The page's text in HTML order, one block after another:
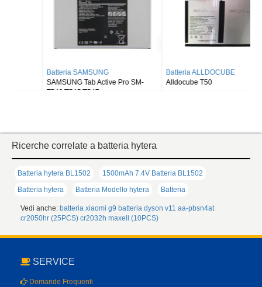
Batteria SAMSUNG
SAMSUNG Tab Active Pro SM-
T540/T545/T547
Batteria ALLDOCUBE
Alldocube T50
Ricerche correlate a batteria hytera
Batteria hytera BL1502
1500mAh 7.4V Batteria BL1502
Batteria hytera
Batteria Modello hytera Batteria
Vedi anche: batteria xiaomi g9 batteria dyson v11 aa-pbsn4at
cr2050hr (25PCS) cr2032h maxell (10PCS)
SERVICE
Domande Frequenti